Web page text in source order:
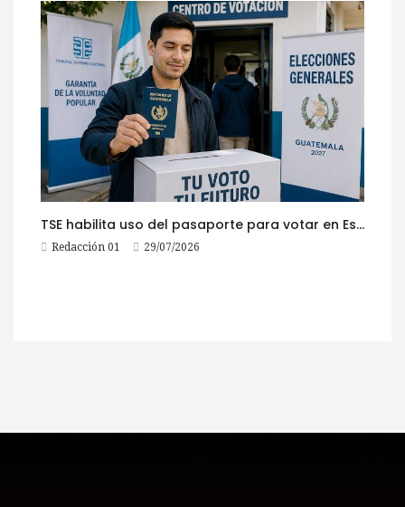
TSE habilita uso del pasaporte para votar en Estados Unidos
Redacción 01 29/07/2026